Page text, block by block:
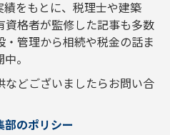
績をもとに、税理士や建築
格者が監修した記事も多数
管理から相続や税金の話ま
。
どございましたらお問い合
のポリシー